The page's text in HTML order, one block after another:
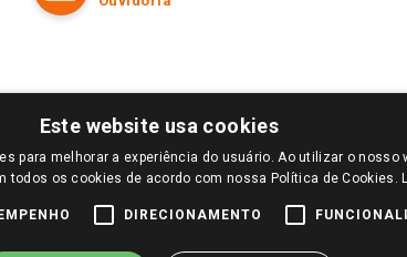
A LOJA DE SUA PREFERÊNCIA. SOMENTE APÓS O LOGIN, OS
PARA COMPRAS REALIZADAS NO GIASSI.COM.BR E NA LOJA
DE BUSCAS.
Este website usa cookies
para melhorar a experiência do usuário. Ao utilizar o nosso
todos os cookies de acordo com nossa Política de Cookies.
DIRECIONAMENTO